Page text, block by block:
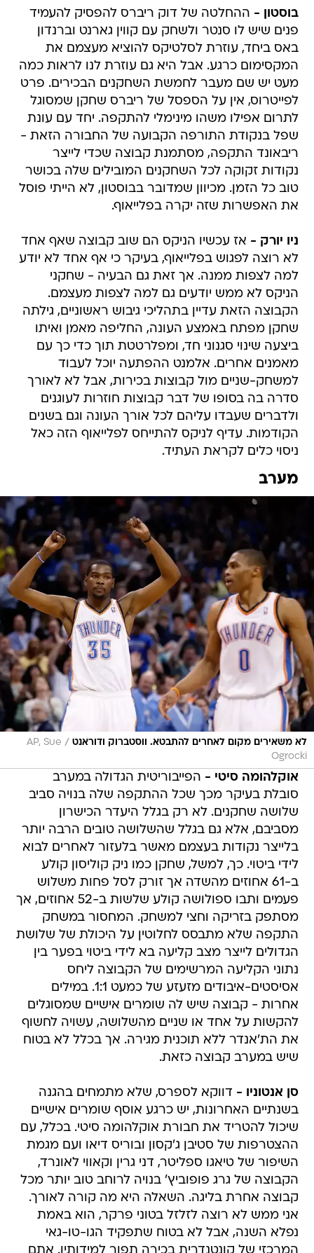
בוסטון - ההחלטה של דוק ריברס להפסיק להעמיד
פנים שיש לו סנטר ולשחק עם קווין גארנט וברנדון
באס ביחד, עוזרת לסלטיקס להוציא מעצמם את
המקסימום כרגע. אבל היא גם עוזרת לנו לראות כמה
מעט יש שם מעבר לחמשת השחקנים הבכירים. פרט
לפייטרוס, אין על הספסל של ריברס שחקן שמסוגל
לתרום אפילו משהו מינימלי להתקפה. יחד עם עונת
שפל בנקודת התורפה הקבועה של החבורה הזאת -
ריבאונד התקפה, מסתמנת קבוצה שכדי לייצר
נקודות זקוקה לכל השחקנים המובילים שלה בכושר
טוב כל הזמן. מכיוון שמדובר בבוסטון, לא הייתי פוסל
את האפשרות שזה יקרה בפלייאוף.
ניו יורק - אז עכשיו הניקס הם שוב קבוצה שאף אחד
לא רוצה לפגוש בפלייאוף, בעיקר כי אף אחד לא יודע
למה לצפות ממנה. אך זאת גם הבעיה - שחקני
הניקס לא ממש יודעים גם למה לצפות מעצמם.
הקבוצה הזאת עדיין בתהליכי גיבוש ראשוניים, גילתה
שחקן מפתח באמצע העונה, החליפה מאמן ואיתו
ביצעה שינוי סגנוני חד, ומפלרטטת תוך כדי כך עם
מאמנים אחרים. אלמנט ההפתעה יוכל לעבוד
למשחק-שניים מול קבוצות בכירות, אבל לא לאורך
סדרה בה בסופו של דבר קבוצות חוזרות לעוגנים
ולדברים שעבדו עליהם לכל אורך העונה וגם בשנים
הקודמות. עדיף לניקס להתייחס לפלייאוף הזה כאל
ניסוי כלים לקראת העתיד.
מערב
לא משאירים מקום לאחרים להתבטא. ווסטברוק ודוראנט /
AP, Sue
Ogrocki
אוקלהומה סיטי - הפייבוריטית הגדולה במערב
סובלת בעיקר מכך שכל ההתקפה שלה בנויה סביב
שלושה שחקנים. לא רק בגלל היעדר הכישרון
מסביבם, אלא גם בגלל שהשלושה טובים הרבה יותר
בלייצר נקודות בעצמם מאשר בלעזור לאחרים לבוא
לידי ביטוי. כך, למשל, שחקן כמו ניק קוליסון קולע
ב-61 אחוזים מהשדה אך זורק לסל פחות משלוש
פעמים ותבו ספולושה קולע שלשות ב-52 אחוזים, אך
מסתפק בזריקה וחצי למשחק. המחסור במשחק
התקפה שלא מתבסס לחלוטין על היכולת של שלושת
הגדולים לייצר מצב קליעה בא לידי ביטוי בפער בין
נתוני הקליעה המרשימים של הקבוצה ליחס
אסיסטים-איבודים מזעזע של כמעט 1:1. במילים
אחרות - קבוצה שיש לה שומרים אישיים שמסוגלים
להקשות על אחד או שניים מהשלושה, עשויה לחשוף
את הת'אנדר ללא תוכנית מגירה. אך בכלל לא בטוח
שיש במערב קבוצה כזאת.
סן אנטוניו - דווקא לספרס, שלא מתמחים בהגנה
בשנתיים האחרונות, יש כרגע אוסף שומרים אישיים
שיכול להטריד את חבורת אוקלהומה סיטי. בכלל, עם
ההצטרפות של סטיבן ג'קסון ובוריס דיאו ועם מגמת
השיפור של טיאגו ספליטר, דני גרין וקאווי לאונרד,
הקבוצה של גרג פופוביץ' בנויה לרוחב טוב יותר מכל
קבוצה אחרת בליגה. השאלה היא מה קורה לאורך.
אני ממש לא רוצה לזלזל בטוני פרקר, הוא באמת
נפלא השנה, אבל לא בטוח שתפקיד הגו-טו-גאי